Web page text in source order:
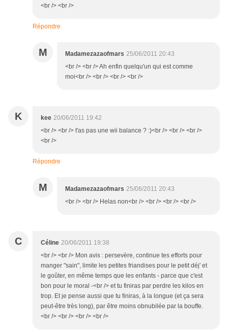
<br /> <br />
Répondre
M Madamezazaofmars 25/06/2011 20:43
<br /> <br /> Ah enfin quelqu'un qui est comme
moi<br /> <br /> <br /> <br />
K kee 20/06/2011 19:42
<br /> <br /> t'as pas une wii balance ? :)<br /> <br /> <br />
<br />
Répondre
M Madamezazaofmars 25/06/2011 20:43
<br /> <br /> Helas non<br /> <br /> <br /> <br />
C Céline 20/06/2011 19:38
<br /> <br /> Mon avis : persevère, continue tes efforts pour
manger "sain", limite les petites friandises pour le petit déj' et
le goûter, en même temps que les enfants - parce que c'est
bon pour le moral -<br /> et tu finiras par perdre les kilos en
trop. Et je pense aussi que tu finiras, à la longue (et ça sera
peut-être très long), par être moins obnubilée par la bouffe.
<br /> <br /> <br /> <br />